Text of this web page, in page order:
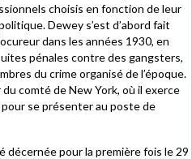
choisis en fonction de leur
Dewey s’est d’abord fait
dans les années 1930, en
pénales contre des gangsters,
du crime organisé de l’époque.
comté de New York, où il exerce
se présenter au poste de
décernée pour la première fois le 29